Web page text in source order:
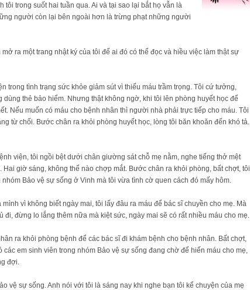
trong suốt hai tuần qua. Ai và tại sao lại bắt họ vẫn là
người còn lại bên ngoài hơn là trừng phạt những người
ra một trang nhật ký của tôi để ai đó có thể đọc và hiều việc làm thật sự
tình trạng sức khỏe giảm sút vì thiếu máu trầm trọng. Tôi cứ tưởng,
thẻ bảo hiểm. Nhưng thật không ngờ, khi tôi lên phòng huyết học để
Nếu muốn có máu cho bệnh nhân thì người nhà phải trực tiếp cho máu. Tôi
từ chối. Bước chân ra khỏi phòng huyết học, lòng tôi băn khoăn đến khó tả.
viện, tôi ngồi bệt dưới chân giường sát chỗ mẹ nằm, nghe tiếng thở mệt
giờ sáng, không thể nào chợp mắt. Bước chân ra khỏi phòng, bất chợt, tôi
Bảo vệ sự sống ở Vinh mà tôi vừa tình cờ quen cách đó mấy hôm.
vì không biết ngày mai, tôi lấy đâu ra máu để bác sĩ chuyền cho mẹ. Mà
đừng lo lắng thêm nữa mà kiệt sức, ngày mai sẽ có rất nhiều máu cho mẹ.
ra khỏi phòng bệnh để các bác sĩ đi khám bệnh cho bệnh nhân. Bất chợt,
em sinh viên trong nhóm Bảo vệ sự sống đang chờ để hiến máu cho mẹ,
đợi.
vệ sự sống. Anh nói với tôi là sáng nay khi nghe bạn tôi kể chuyện của mẹ